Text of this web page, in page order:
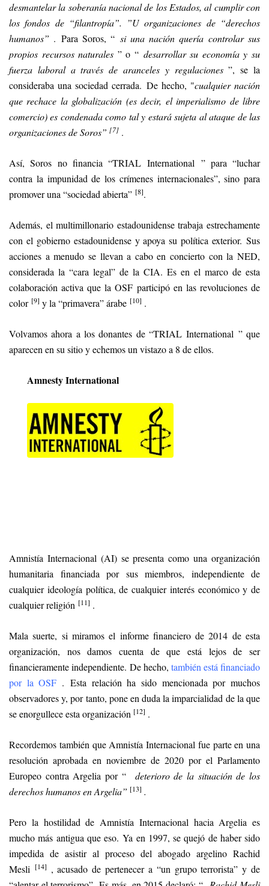
desmantelar la soberanía nacional de los Estados, al cumplir con
los fondos de “filantropía”. ”U organizaciones de “derechos
humanos” . Para Soros, “ si una nación quería controlar sus
propios recursos naturales ” o “ desarrollar su economía y su
fuerza laboral a través de aranceles y regulaciones”, se la
consideraba una sociedad cerrada. De hecho, "cualquier nación
que rechace la globalización (es decir, el imperialismo de libre
comercio) es condenada como tal y estará sujeta al ataque de las
organizaciones de Soros” [7] .
Así, Soros no financia “TRIAL International ” para “luchar
contra la impunidad de los crímenes internacionales”, sino para
promover una “sociedad abierta” [8].
Además, el multimillonario estadounidense trabaja estrechamente
con el gobierno estadounidense y apoya su política exterior. Sus
acciones a menudo se llevan a cabo en concierto con la NED,
considerada la “cara legal” de la CIA. Es en el marco de esta
colaboración activa que la OSF participó en las revoluciones de
color [9] y la “primavera” árabe [10] .
Volvamos ahora a los donantes de “TRIAL International ” que
aparecen en su sitio y echemos un vistazo a 8 de ellos.
Amnesty International
Amnistía Internacional (AI) se presenta como una organización
humanitaria financiada por sus miembros, independiente de
cualquier ideología política, de cualquier interés económico y de
cualquier religión [11] .
Mala suerte, si miramos el informe financiero de 2014 de esta
organización, nos damos cuenta de que está lejos de ser
financieramente independiente. De hecho, también está financiado
por la OSF . Esta relación ha sido mencionada por muchos
observadores y, por tanto, pone en duda la imparcialidad de la que
se enorgullece esta organización [12] .
Recordemos también que Amnistía Internacional fue parte en una
resolución aprobada en noviembre de 2020 por el Parlamento
Europeo contra Argelia por “ deterioro de la situación de los
derechos humanos en Argelia” [13] .
Pero la hostilidad de Amnistía Internacional hacia Argelia es
mucho más antigua que eso. Ya en 1997, se quejó de haber sido
impedida de asistir al proceso del abogado argelino Rachid
Mesli
[14] , acusado de pertenecer a “un grupo terrorista” y de